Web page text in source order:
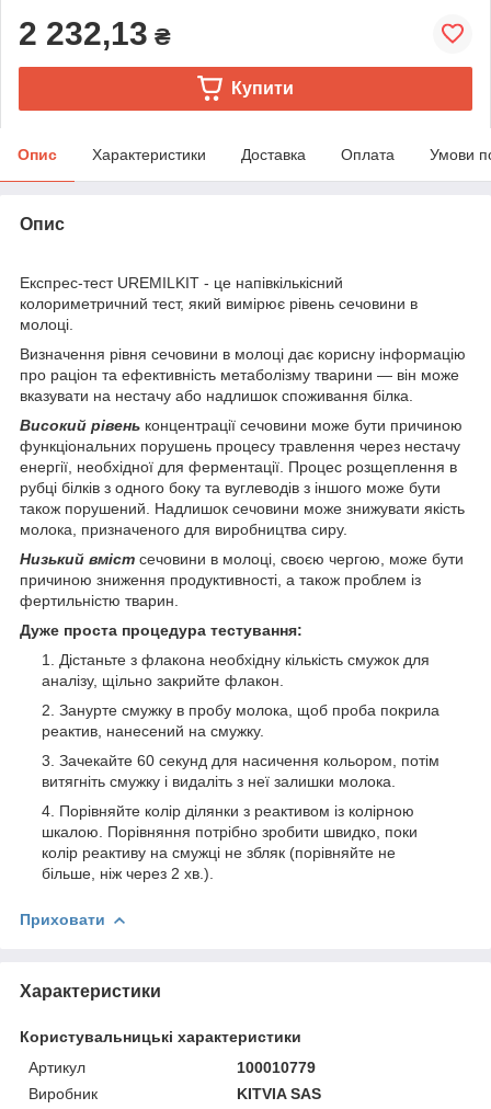
2 232,13 ₴
Купити
Опис Характеристики Доставка Оплата Умови
Опис
Експрес-тест UREMILKIT - це напівкількісний
колориметричний тест, який вимірює рівень сечовини в
молоці.
Визначення рівня сечовини в молоці дає корисну інформацію
про раціон та ефективність метаболізму тварини — він може
вказувати на нестачу або надлишок споживання білка.
Високий рівень концентрації сечовини може бути причиною
функціональних порушень процесу травлення через нестачу
енергії, необхідної для ферментації. Процес розщеплення в
рубці білків з одного боку та вуглеводів з іншого може бути
також порушений. Надлишок сечовини може знижувати якість
молока, призначеного для виробництва сиру.
Низький вміст сечовини в молоці, своєю чергою, може бути
причиною зниження продуктивності, а також проблем із
фертильністю тварин.
Дуже проста процедура тестування:
Дістаньте з флакона необхідну кількість смужок для
аналізу, щільно закрийте флакон.
Занурте смужку в пробу молока, щоб проба покрила
реактив, нанесений на смужку.
Зачекайте 60 секунд для насичення кольором, потім
витягніть смужку і видаліть з неї залишки молока.
Порівняйте колір ділянки з реактивом із колірною
шкалою. Порівняння потрібно зробити швидко, поки
колір реактиву на смужці не збляк (порівняйте не
більше, ніж через 2 хв.).
Приховати
Характеристики
Користувальницькі характеристики
Артикул
100010779
Виробник
KITVIA SAS